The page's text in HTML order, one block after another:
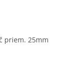
priem. 25mm